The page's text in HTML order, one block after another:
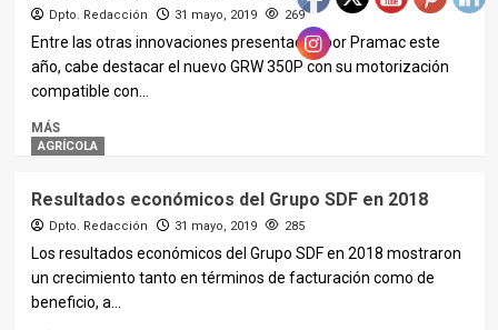
Dpto. Redacción 31 mayo, 2019 269
Entre las otras innovaciones presentadas por Pramac este
año, cabe destacar el nuevo GRW 350P con su motorización
compatible con...
MÁS
AGRÍCOLA
Resultados económicos del Grupo SDF en 2018
Dpto. Redacción 31 mayo, 2019 285
Los resultados económicos del Grupo SDF en 2018 mostraron
un crecimiento tanto en términos de facturación como de
beneficio, a...